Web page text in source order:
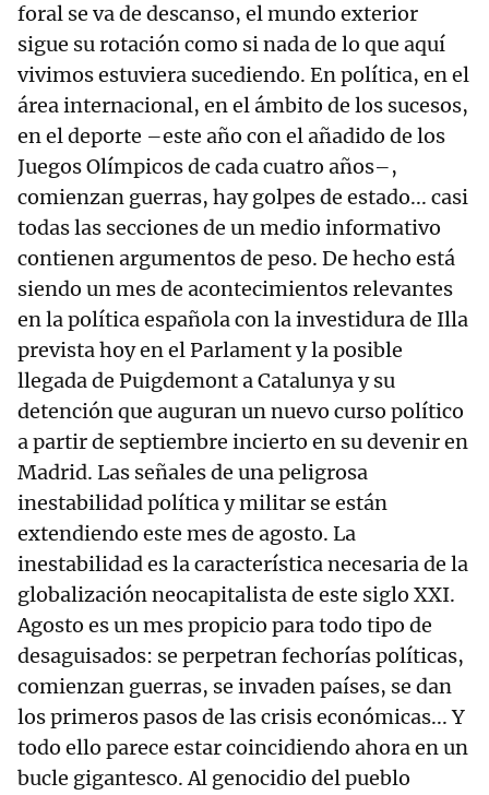
foral se va de descanso, el mundo exterior
sigue su rotación como si nada de lo que aquí
vivimos estuviera sucediendo. En política, en el
área internacional, en el ámbito de los sucesos,
en el deporte –este año con el añadido de los
Juegos Olímpicos de cada cuatro años–,
comienzan guerras, hay golpes de estado... casi
todas las secciones de un medio informativo
contienen argumentos de peso. De hecho está
siendo un mes de acontecimientos relevantes
en la política española con la investidura de Illa
prevista hoy en el Parlament y la posible
llegada de Puigdemont a Catalunya y su
detención que auguran un nuevo curso político
a partir de septiembre incierto en su devenir en
Madrid. Las señales de una peligrosa
inestabilidad política y militar se están
extendiendo este mes de agosto. La
inestabilidad es la característica necesaria de la
globalización neocapitalista de este siglo XXI.
Agosto es un mes propicio para todo tipo de
desaguisados: se perpetran fechorías políticas,
comienzan guerras, se invaden países, se dan
los primeros pasos de las crisis económicas... Y
todo ello parece estar coincidiendo ahora en un
bucle gigantesco. Al genocidio del pueblo